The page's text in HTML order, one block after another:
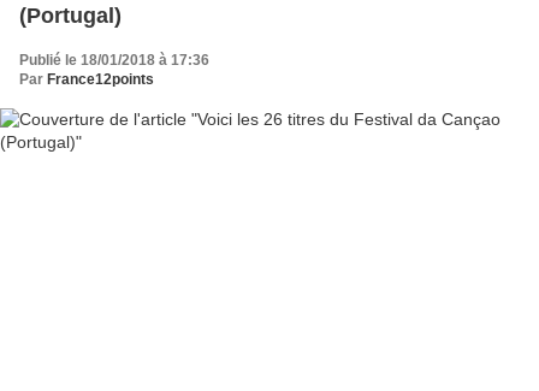
(Portugal)
Publié le 18/01/2018 à 17:36
Par France12points